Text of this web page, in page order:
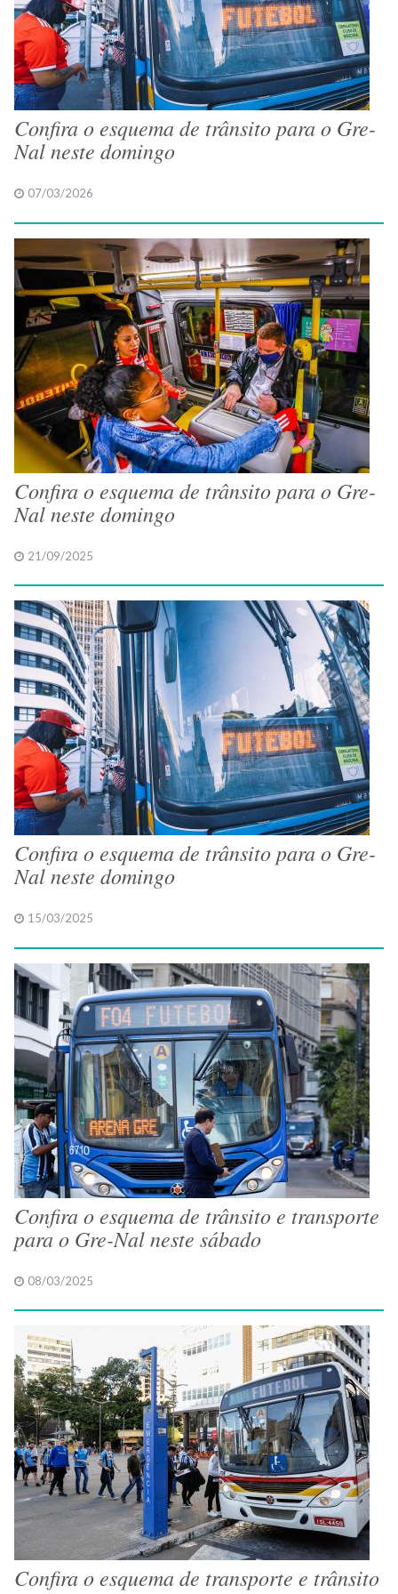
Confira o esquema de trânsito para o Gre-
Nal neste domingo
07/03/2026
Confira o esquema de trânsito para o Gre-
Nal neste domingo
21/09/2025
Confira o esquema de trânsito para o Gre-
Nal neste domingo
15/03/2025
Confira o esquema de trânsito e transporte
para o Gre-Nal neste sábado
08/03/2025
Confira o esquema de transporte e trânsito